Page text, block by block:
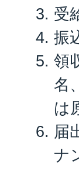
受
振
領
名
は
届
ナ